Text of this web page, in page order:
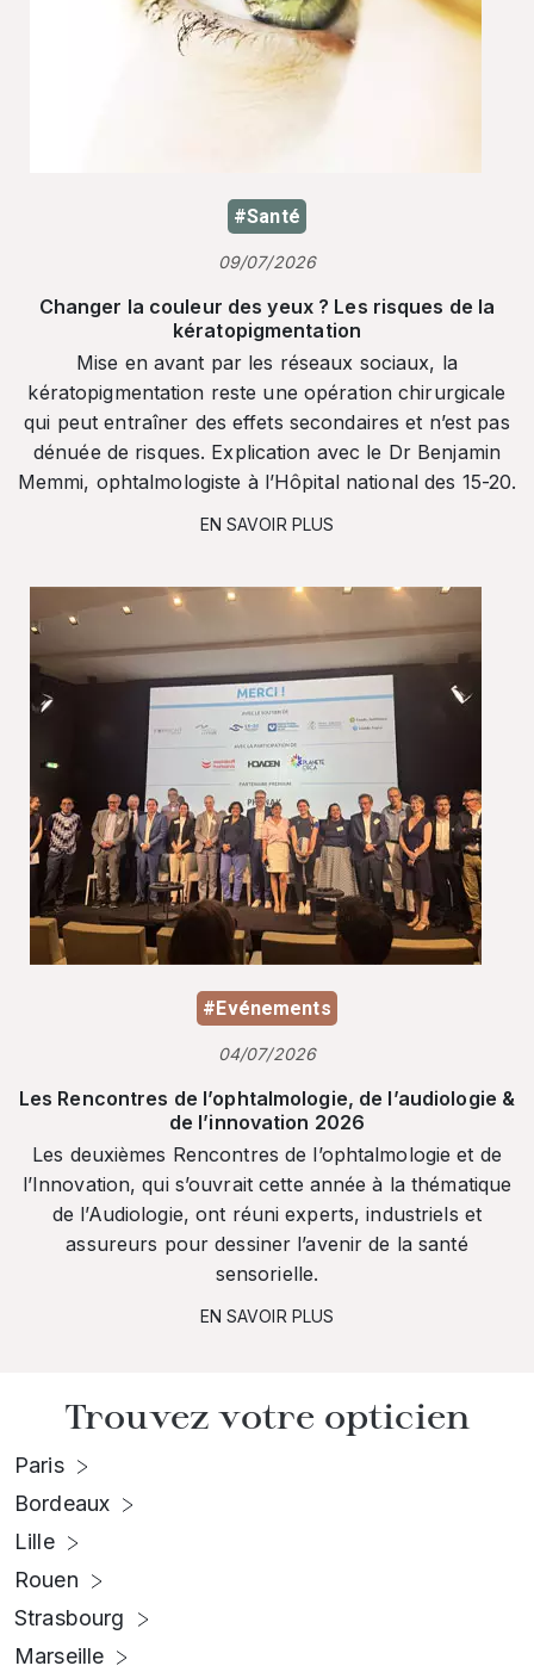
#Santé
09/07/2026
Changer la couleur des yeux ? Les risques de la
kératopigmentation
Mise en avant par les réseaux sociaux, la
kératopigmentation reste une opération chirurgicale
qui peut entraîner des effets secondaires et n’est pas
dénuée de risques. Explication avec le Dr Benjamin
Memmi, ophtalmologiste à l’Hôpital national des 15-20.
EN SAVOIR PLUS
#Evénements
04/07/2026
Les Rencontres de l’ophtalmologie, de l’audiologie &
de l’innovation 2026
Les deuxièmes Rencontres de l’ophtalmologie et de
l’Innovation, qui s’ouvrait cette année à la thématique
de l’Audiologie, ont réuni experts, industriels et
assureurs pour dessiner l’avenir de la santé
sensorielle.
EN SAVOIR PLUS
Trouvez votre opticien
Paris
Bordeaux
Lille
Rouen
Strasbourg
Marseille